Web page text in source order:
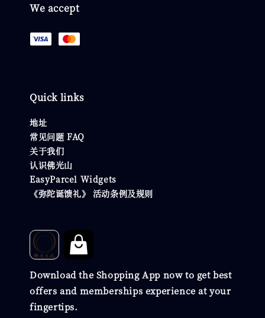
We accept
Quick links
地址
常见问题 FAQ
关于我们
认识佛光山
EasyParcel Widgets
《弥陀诞馈礼》 活动条例及规则
Download the Shopping App now to get best
offers and memberships experience at your
fingertips.